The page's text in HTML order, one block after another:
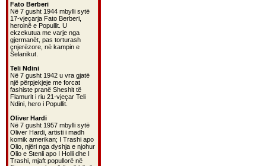
Fato Berberi
Në 7 gusht 1944 mbylli sytë
17-vjeçarja Fato Berberi,
heroinë e Popullit. U
ekzekutua me varje nga
gjermanët, pas torturash
çnjerëzore, në kampin e
Selanikut.
Teli Ndini
Në 7 gusht 1942 u vra gjatë
një përpjekjeje me forcat
fashiste pranë Sheshit të
Flamurit i riu 21-vjeçar Teli
Ndini, hero i Popullit.
Oliver Hardi
Në 7 gusht 1957 mbylli sytë
Oliver Hardi, artisti i madh
komik amerikan; I Trashi apo
Olio, njëri nga dyshja e njohur
Olio e Stenli apo I Holli dhe I
Trashi, mjaft popullorë në